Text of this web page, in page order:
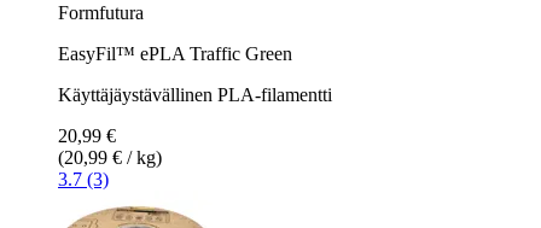
Formfutura
EasyFil™ ePLA Traffic Green
Käyttäjäystävällinen PLA-filamentti
20,99 €
(20,99 € / kg)
3.7 (3)